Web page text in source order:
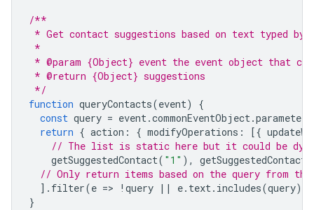
/**
* Get contact suggestions based on text typed by
*
* @param {Object} event the event object that
* @return {Object} suggestions
*/
function queryContacts(event)
{
const query = event.commonEventObject.parameters
return { action : { modifyOperations : [{
// The list is static here but it could be
getSuggestedContact( "1" ), getSuggestedContact
// Only return items based on the query from
]. filter(e => ! query || e. text. includes(query))
}